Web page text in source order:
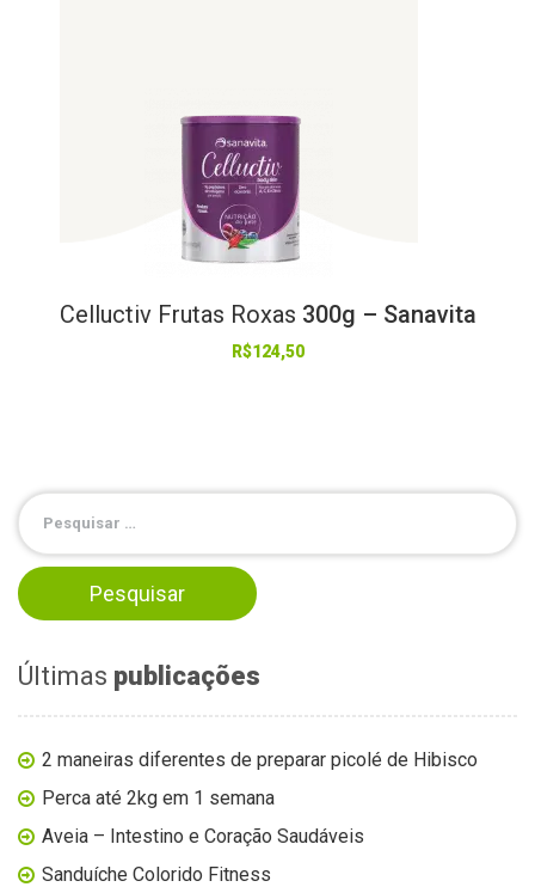
Celluctiv Frutas Roxas 300g – Sanavita
R$124,50
Últimas publicações
2 maneiras diferentes de preparar picolé de Hibisco
Perca até 2kg em 1 semana
Aveia – Intestino e Coração Saudáveis
Sanduíche Colorido Fitness